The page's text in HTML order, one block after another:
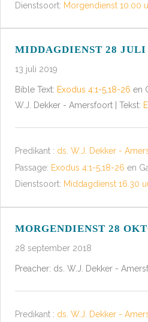
Dienstsoort: Morgendienst 10.00
MIDDAGDIENST 28 JULI
13 juli 2019
Bible Text: Exodus 4:1-5,18-26 en
W.J. Dekker - Amersfoort | Tekst:
Predikant : ds. W.J. Dekker -
Passage: Exodus 4:1-518-26 en
Dienstsoort: Middagdienst 16.30
MORGENDIENST 28
28 september 2018
Preacher: ds. W.J. Dekker -
Predikant : ds. W.J. Dekker -